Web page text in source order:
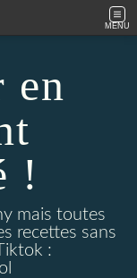
MENU
en
!
mais toutes
recettes sans
: